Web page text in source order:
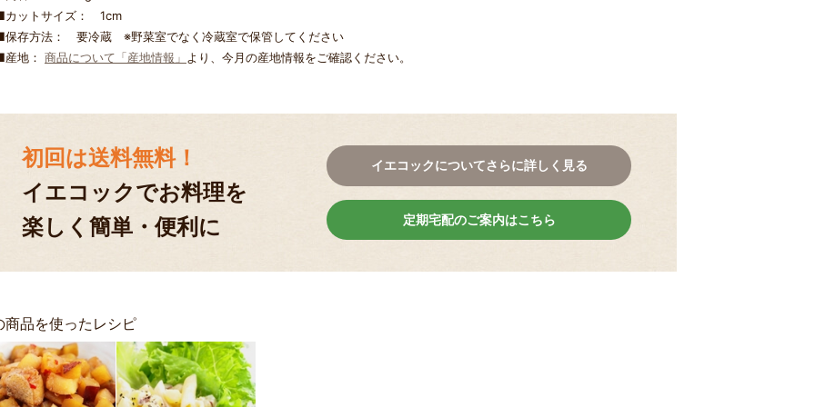
ットサイズ： 1cm
存方法： 要冷蔵 ※野菜室でなく冷蔵室で保管してください
地： 商品について「産地情報」 より、今月の産地情報をご確認ください。
初回は送料無料！
イエコックでお料理を
楽しく簡単・便利に
イエコックについてさらに詳しく見る
定期宅配のご案内はこちら
商品を使ったレシピ